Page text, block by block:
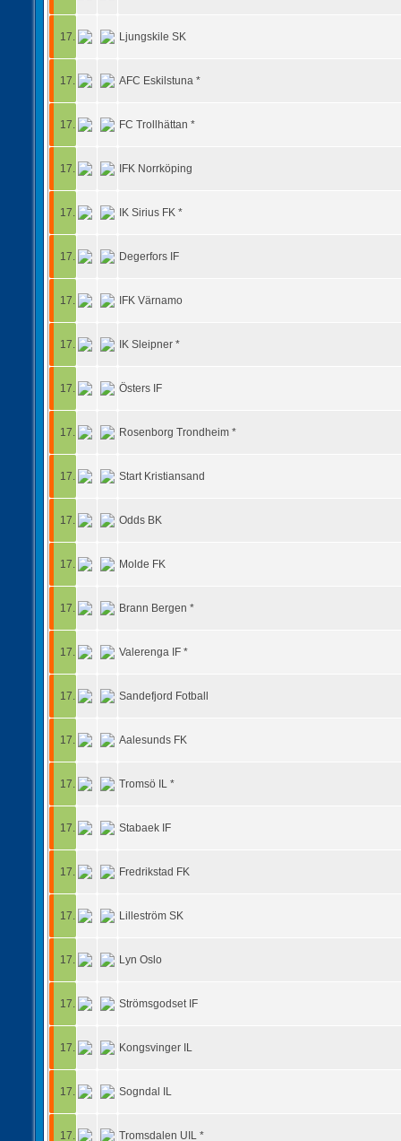
17. Ljungskile SK
17. AFC Eskilstuna *
17. FC Trollhättan *
17. IFK Norrköping
17. IK Sirius FK *
17. Degerfors IF
17. IFK Värnamo
17. IK Sleipner *
17. Östers IF
17. Rosenborg Trondheim *
17. Start Kristiansand
17. Odds BK
17. Molde FK
17. Brann Bergen *
17. Valerenga IF *
17. Sandefjord Fotball
17. Aalesunds FK
17. Tromsö IL *
17. Stabaek IF
17. Fredrikstad FK
17. Lilleström SK
17. Lyn Oslo
17. Strömsgodset IF
17. Kongsvinger IL
17. Sogndal IL
17. Tromsdalen UIL *